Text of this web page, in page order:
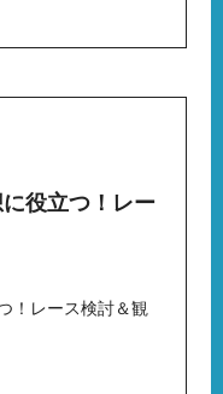
役立つ！レー
！レース検討＆観